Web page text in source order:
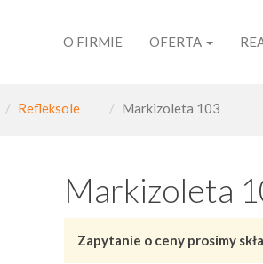
O FIRMIE OFERTA
Refleksole Markizoleta 103
Markizoleta
Zapytanie o ceny prosimy